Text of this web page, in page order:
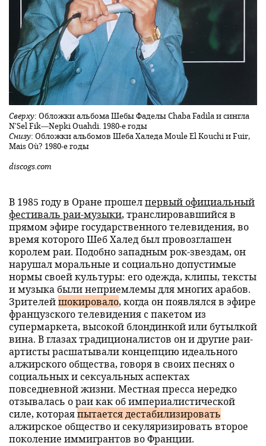
Сверху: Обложки альбома Шебы Фаделы Chaba Fadila и сингла
N'Sel Fik—Nepki Ouahdi. 1980-е годы
Снизу: Обложки альбомов Шеба Халеда Moule El Kouchi и Fuir,
Mais Où? 1980-е годы
discogs.com
В 1985 году в Оране прошелпервый официальный
фестиваль раи-музыки, транслировавшийся в
прямом эфире государственного телевидения, во
время которого Шеб Халед был провозглашен
королем раи. Подобно западным рок-звездам, он
нарушал моральные и социально допустимые
нормы своей культуры: его одежда, клипы, тексты
и музыка были неприемлемы для многих арабов.
Зрителейшокировало, когда он появлялся в эфире
французского телевидения с пакетом из
супермаркета, высокой блондинкой или бутылкой
вина. В глазах традиционалистов он и другие раи-
артисты расшатывали концепцию идеального
алжирского общества, говоря в своих песнях о
социальных и сексуальных аспектах
повседневной жизни. Местная пресса нередко
отзывалась о раи как об империалистической
силе, котораяпытается дестабилизировать
алжирское общество и секуляризировать второе
поколение иммигрантов во Франции.